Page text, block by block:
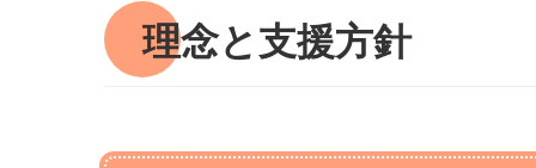
理念と支援方針